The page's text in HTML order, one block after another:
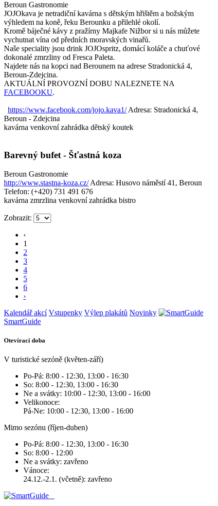
Beroun Gastronomie
JOJOkava je netradiční kavárna s dětským hřištěm a božským
výhledem na koně, řeku Berounku a přilehlé okolí.
Kromě báječné kávy z pražírny Majkafe Nižbor si u nás můžete
vychutnat vína od předních moravských vinařů.
Naše speciality jsou drink JOJOspritz, domácí koláče a chuťové
dokonalé zmrzliny od Fresca Paleta.
Najdete nás na kopci nad Berounem na adrese Stradonická 4,
Beroun-Zdejcina.
AKTUÁLNÍ PROVOZNÍ DOBU NALEZNETE NA
FACEBOOKU.
https://www.facebook.com/jojo.kava1/ Adresa: Stradonická 4,
Beroun - Zdejcina
kavárna venkovní zahrádka dětský koutek
Barevný bufet - Šťastná koza
Beroun Gastronomie
http://www.stastna-koza.cz/ Adresa: Husovo náměstí 41, Beroun
Telefon: (+420) 731 491 676
kavárna zmrzlina venkovní zahrádka bistro
Zobrazit:
‹
1
2
3
4
5
6
›
Kalendář akcí Vstupenky Výlep plakátů Novinky
SmartGuide
Otevírací doba
V turistické sezóně (květen-září)
Po-Pá: 8:00 - 12:30, 13:00 - 16:30
So: 8:00 - 12:30, 13:00 - 16:30
Ne a svátky: 10:00 - 12:30, 13:00 - 16:00
Velikonoce:
Pá-Ne: 10:00 - 12:30, 13:00 - 16:00
Mimo sezónu (říjen-duben)
Po-Pá: 8:00 - 12:30, 13:00 - 16:30
So: 8:00 - 12:00
Ne a svátky: zavřeno
Vánoce:
24.12.-2.1. (včetně): zavřeno